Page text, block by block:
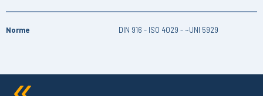
Norme DIN 916 - ISO 4029 - ~UNI 5929